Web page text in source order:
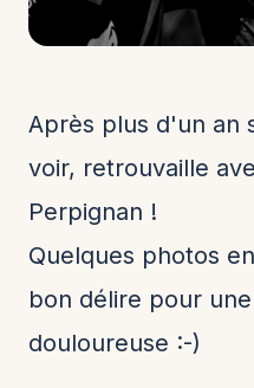
​Après plus d'un an
voir, retrouvaille
Perpignan !
​Quelques photos
bon délire pour
douloureuse :-)